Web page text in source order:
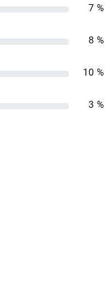
7 %
8 %
10 %
3 %